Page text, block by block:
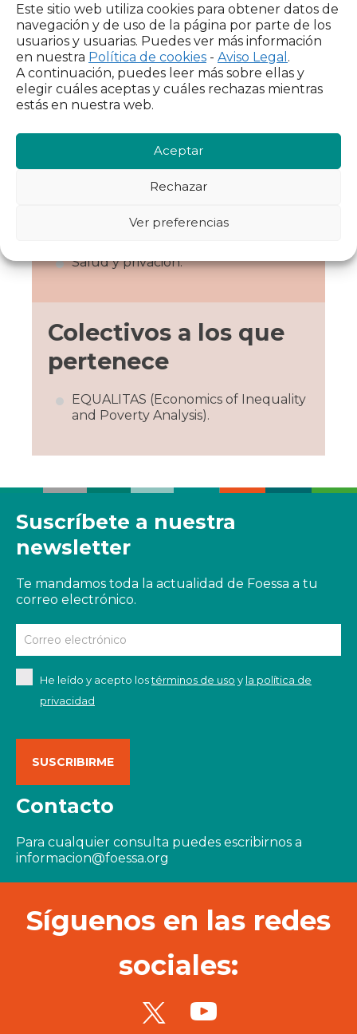
Este sitio web utiliza cookies para obtener datos de
navegación y de uso de la página por parte de los
usuarios y usuarias. Puedes ver más información
en nuestra Política de cookies - Aviso Legal .
A continuación, puedes leer más sobre ellas y
elegir cuáles aceptas y cuáles rechazas mientras
estás en nuestra web.
Aceptar
Rechazar
Ver preferencias
Líneas de
investigación
Análisis de la pobreza
Privación en vivienda.
Dinámica de la pobreza y la privación.
Índices de medición de pobreza y
Salud y privación.
Colectivos a los que
pertenece
EQUALITAS (Economics of Inequality
and Poverty Analysis).
Suscríbete a nuestra
newsletter
Te mandamos toda la actualidad de Foessa a tu
correo electrónico.
He leído y acepto lostérminos de uso y la política de
privacidad
Contacto
Para cualquier consulta puedes escribirnos a
informacion@foessa.org
Síguenos en las redes
sociales: